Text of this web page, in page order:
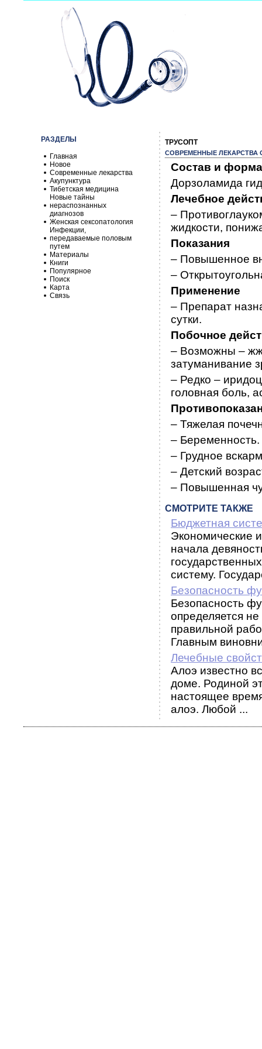
РАЗДЕЛЫ
Главная
Новое
Современные лекарства
Акупунктура
Тибетская медицина
Новые тайны
нераспознанных
диагнозов
Женская сексопатология
Инфекции,
передаваемые половым
путем
Материалы
Книги
Популярное
Поиск
Карта
Связь
ТРУСОПТ
СОВРЕМЕННЫЕ ЛЕКАРСТВА
Состав и
Дорзоламида
Лечебное
–
жидкости,
Показания
– Повышенное
–
Применение
– Препарат
сутки.
Побочное
– Возможны –
затуманивание
– Редко –
головная боль,
– Тяжелая
– Беременность.
– Грудное
– Детский
– Повышенная
СМОТРИТЕ ТАКЖЕ
Бюджетная
Экономические
начала
систему.
Безопасность
Безопасность
определяется
правильной
Главным
Лечебные
Алоэ известно
доме. Родиной
настоящее
алоэ. Любой ...